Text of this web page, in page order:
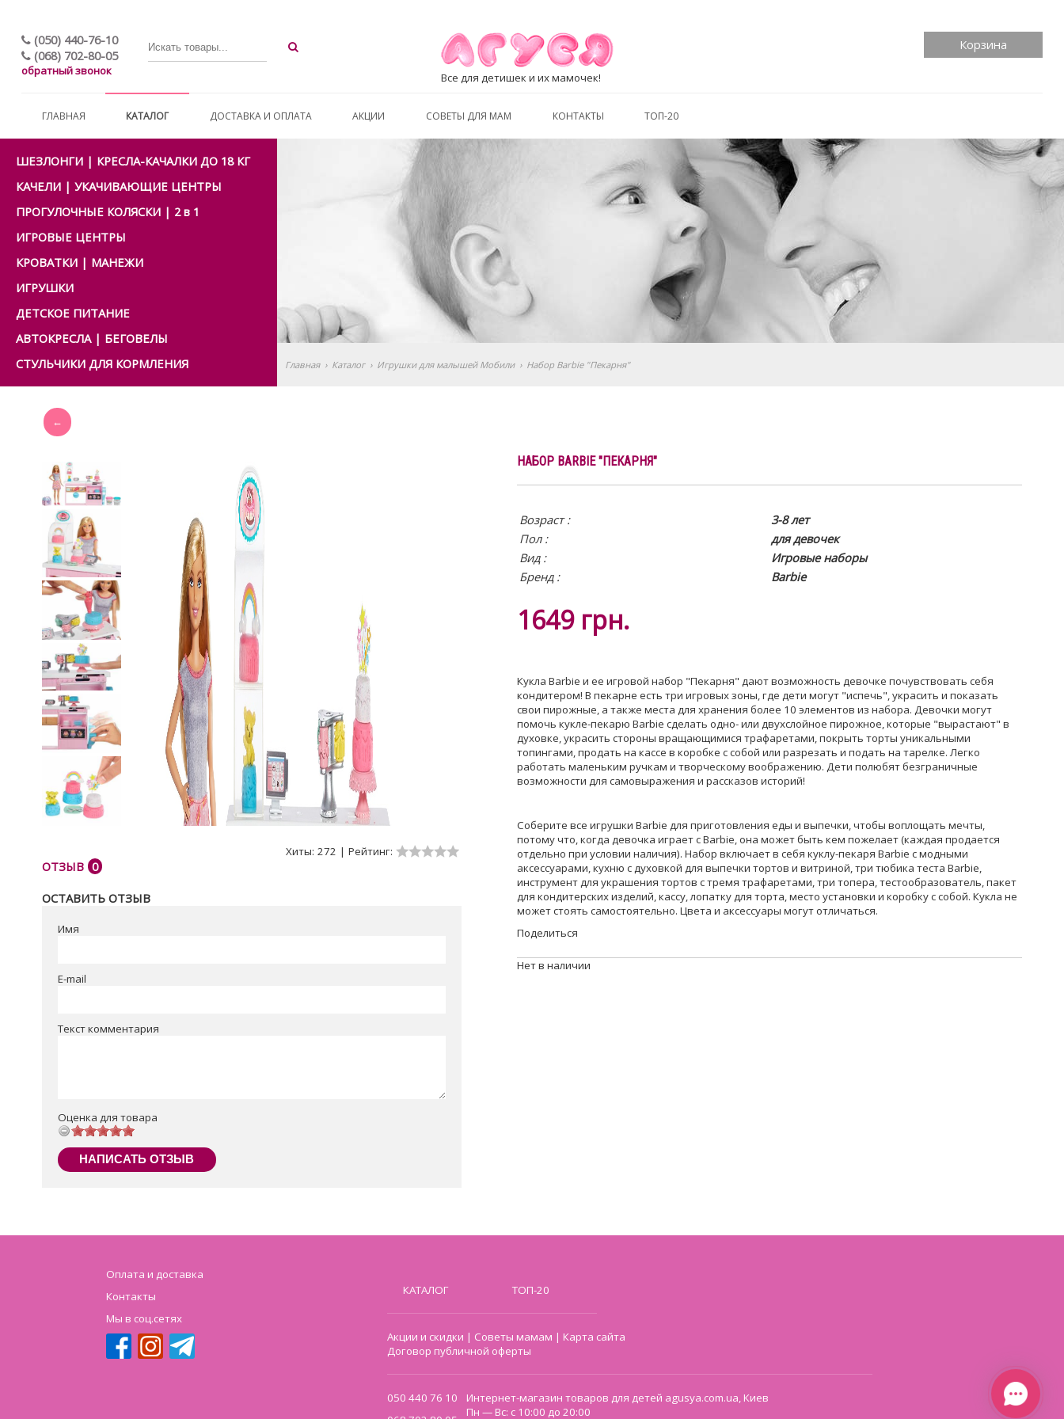
(050) 440-76-10
(068) 702-80-05
обратный звонок Все для детишек и их мамочек!
Корзина
ГЛАВНАЯ КАТАЛОГ ДОСТАВКА И ОПЛАТА АКЦИИ СОВЕТЫ ДЛЯ МАМ КОНТАКТЫ ТОП-20
ШЕЗЛОНГИ | КРЕСЛА-КАЧАЛКИ ДО 18 КГ
КАЧЕЛИ | УКАЧИВАЮЩИЕ ЦЕНТРЫ
ПРОГУЛОЧНЫЕ КОЛЯСКИ | 2 в 1
ИГРОВЫЕ ЦЕНТРЫ
КРОВАТКИ | МАНЕЖИ
ИГРУШКИ
ДЕТСКОЕ ПИТАНИЕ
АВТОКРЕСЛА | БЕГОВЕЛЫ
СТУЛЬЧИКИ ДЛЯ КОРМЛЕНИЯ
Главная › Каталог › Игрушки для малышей Мобили › Набор Barbie "Пекарня"
Хиты: 272 | Рейтинг:
ОТЗЫВ 0
ОСТАВИТЬ ОТЗЫВ
Имя
E-mail
Текст комментария
Оценка для товара
НАПИСАТЬ ОТЗЫВ
НАБОР BARBIE "ПЕКАРНЯ"
Возраст :
3-8 лет
Пол :
для девочек
Вид :
Игровые наборы
Бренд :
Barbie
1649 грн.
Кукла Barbie и ее игровой набор "Пекарня" дают возможность девочке почувствовать себя
кондитером! В пекарне есть три игровых зоны, где дети могут "испечь", украсить и показать
свои пирожные, а также места для хранения более 10 элементов из набора. Девочки могут
помочь кукле-пекарю Barbie сделать одно- или двухслойное пирожное, которые "вырастают" в
духовке, украсить стороны вращающимися трафаретами, покрыть торты уникальными
топингами, продать на кассе в коробке с собой или разрезать и подать на тарелке. Легко
работать маленьким ручкам и творческому воображению. Дети полюбят безграничные
возможности для самовыражения и рассказов историй!
Соберите все игрушки Barbie для приготовления еды и выпечки, чтобы воплощать мечты,
потому что, когда девочка играет с Barbie, она может быть кем пожелает (каждая продается
отдельно при условии наличия). Набор включает в себя куклу-пекаря Barbie с модными
аксессуарами, кухню с духовкой для выпечки тортов и витриной, три тюбика теста Barbie,
инструмент для украшения тортов с тремя трафаретами, три топера, тестообразователь, пакет
для кондитерских изделий, кассу, лопатку для торта, место установки и коробку с собой. Кукла не
может стоять самостоятельно. Цвета и аксессуары могут отличаться.
Поделиться
Нет в наличии
Оплата и доставка
Контакты
Мы в соц.сетях
КАТАЛОГ ТОП-20
Акции и скидки | Советы мамам |Карта сайта
Договор публичной оферты
050 440 76 10
Интернет-магазин товаров для детей agusya.com.ua, Киев
Пн — Вс: с 10:00 до 20:00